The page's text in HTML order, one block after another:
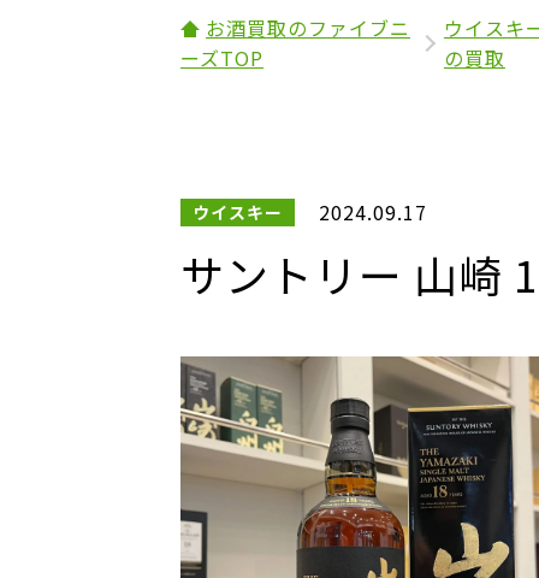
お酒買取のファイブニ
ーズTOP
ウイスキ
の買取
ウイスキー 2024.09.17
サントリー 山崎